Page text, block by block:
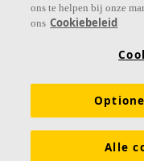
Functionele
Tools & Services
ons te helpen bij onze
ons Cookiebeleid
Alle